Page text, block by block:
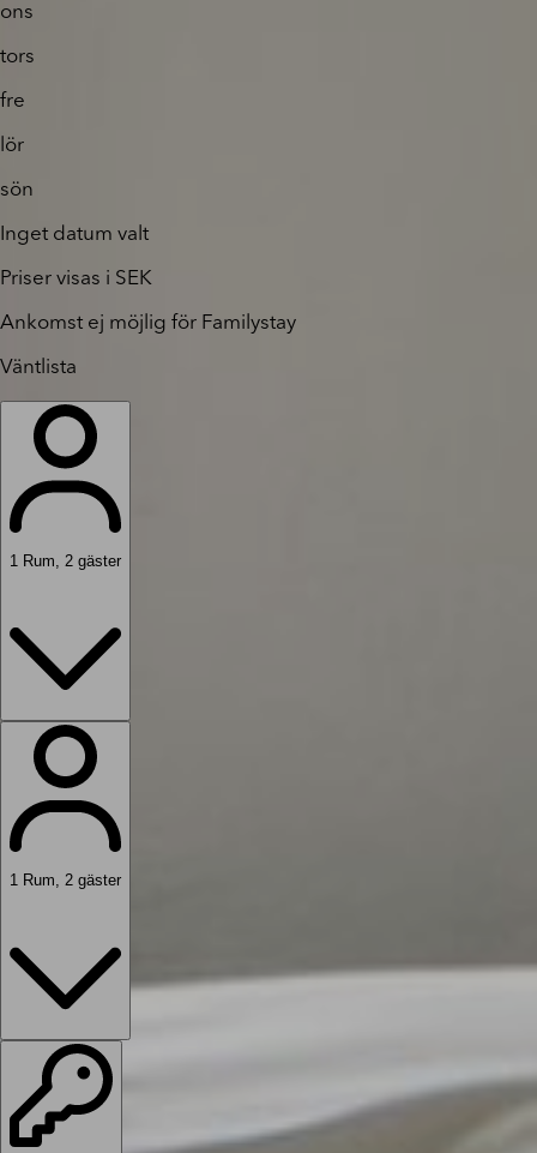
ons
tors
fre
lör
sön
Inget datum valt
Priser visas i SEK
Ankomst ej möjlig för Familystay
Väntlista
1 Rum, 2 gäster
1 Rum, 2 gäster